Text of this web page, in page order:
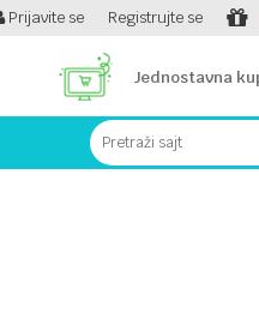
KARTICOM NA RATE!
Prijavite se Registrujte se
Jednostavna
Pretraži sajt